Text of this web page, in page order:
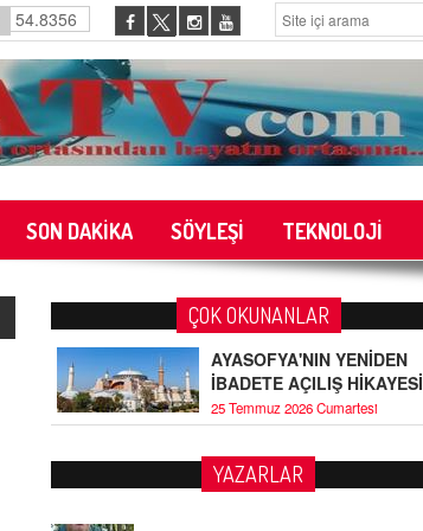
54.8356
SON DAKİKA SÖYLEŞİ TEKNOLOJİ
ÇOK OKUNANLAR
AYASOFYA'NIN YENİDEN
İBADETE AÇILIŞ HİKAYESİ
25 Temmuz 2026 Cumartesi
YAZARLAR